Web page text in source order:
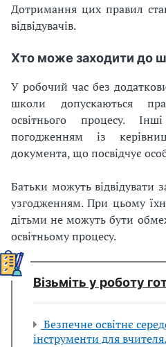
Дотримання цих правил
відвідувачів.
Хто може заходити до
У робочий час без
школи допускаються
освітнього процесу.
погодженням із
документа, що посвідчує
Батьки можуть відвідувати
узгодженням. При цьому
дітьми не можуть бути
освітньому процесу.
Візьміть у роботу
Безпечне освітнє
інструменти для